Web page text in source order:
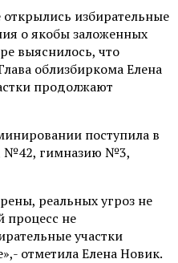
избирательные
о якобы заложенных
выяснилось, что
облизбиркома Елена
продолжают
поступила в
гимназию №3,
реальных угроз не
процесс не
участки
отметила Елена Новик.